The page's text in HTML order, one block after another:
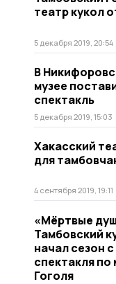
театр кукол
5 декабря 2019, 20:54
В
музее
спектакль
5 декабря 2019, 15:03
Хакасский
для
4 сентября 2019, 19:11
«Мёртвые
Тамбовский
начал сезон
спектакля
Гоголя